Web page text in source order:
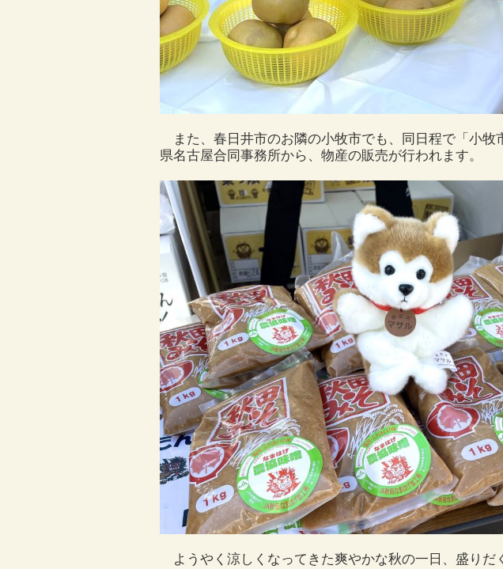
また、春日井市のお隣の小牧市でも、同日程で「小牧
県名古屋合同事務所から、物産の販売が行われます。
ようやく涼しくなってきた爽やかな秋の一日、盛りだ